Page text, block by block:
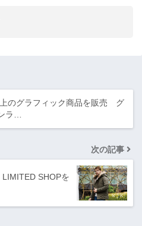
のグラフィック商品を販売 グ
ラ…
次の記事
LIMITED SHOPを